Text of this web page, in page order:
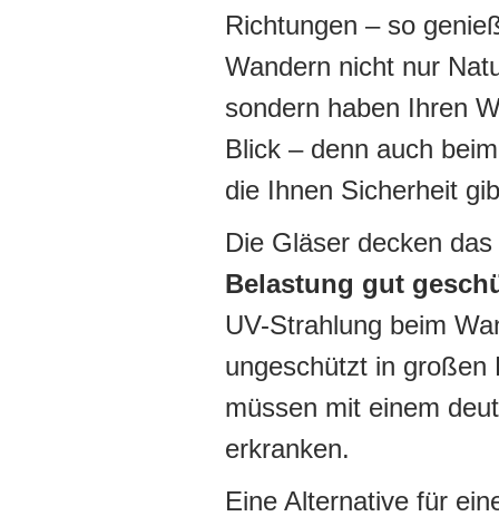
Richtungen – so
Wandern nicht nur
sondern haben Ihren
Blick – denn auch
die Ihnen Sicherheit
Die Gläser decken
Belastung gut
UV-Strahlung beim
ungeschützt in großen
müssen mit einem
erkranken.
Eine Alternative für